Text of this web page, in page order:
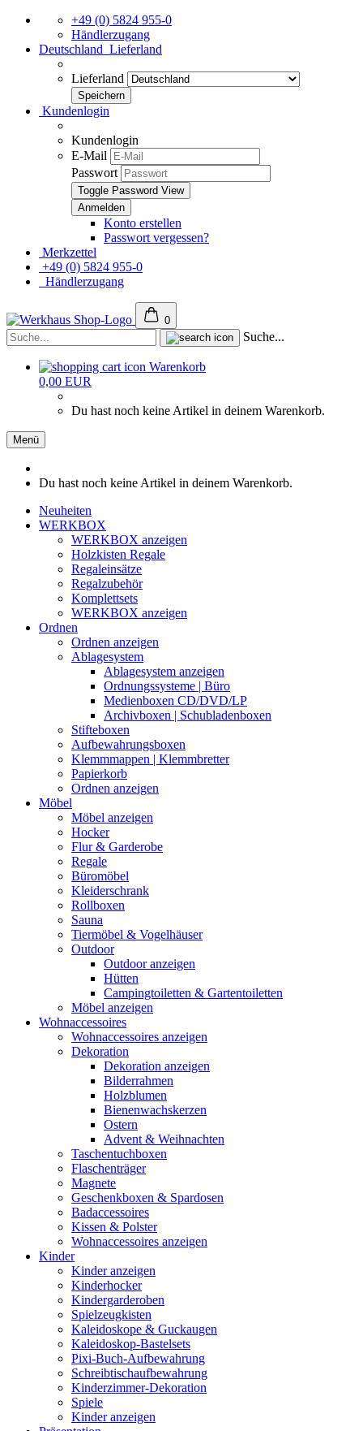
+49 (0) 5824 955-0
Händlerzugang
Deutschland Lieferland
Lieferland
Kundenlogin
Kundenlogin
E-Mail
Passwort
Toggle Password View
Konto erstellen
Passwort vergessen?
Merkzettel
+49 (0) 5824 955-0
Händlerzugang
0
Suche...
Warenkorb
0,00 EUR
Du hast noch keine Artikel in deinem Warenkorb.
Menü
Du hast noch keine Artikel in deinem Warenkorb.
Neuheiten
WERKBOX
WERKBOX anzeigen
Holzkisten Regale
Regaleinsätze
Regalzubehör
Komplettsets
WERKBOX anzeigen
Ordnen
Ordnen anzeigen
Ablagesystem
Ablagesystem anzeigen
Ordnungssysteme | Büro
Medienboxen CD/DVD/LP
Archivboxen | Schubladenboxen
Stifteboxen
Aufbewahrungsboxen
Klemmmappen | Klemmbretter
Papierkorb
Ordnen anzeigen
Möbel
Möbel anzeigen
Hocker
Flur & Garderobe
Regale
Büromöbel
Kleiderschrank
Rollboxen
Sauna
Tiermöbel & Vogelhäuser
Outdoor
Outdoor anzeigen
Hütten
Campingtoiletten & Gartentoiletten
Möbel anzeigen
Wohnaccessoires
Wohnaccessoires anzeigen
Dekoration
Dekoration anzeigen
Bilderrahmen
Holzblumen
Bienenwachskerzen
Ostern
Advent & Weihnachten
Taschentuchboxen
Flaschenträger
Magnete
Geschenkboxen & Spardosen
Badaccessoires
Kissen & Polster
Wohnaccessoires anzeigen
Kinder
Kinder anzeigen
Kinderhocker
Kindergarderoben
Spielzeugkisten
Kaleidoskope & Guckaugen
Kaleidoskop-Bastelsets
Pixi-Buch-Aufbewahrung
Schreibtischaufbewahrung
Kinderzimmer-Dekoration
Spiele
Kinder anzeigen